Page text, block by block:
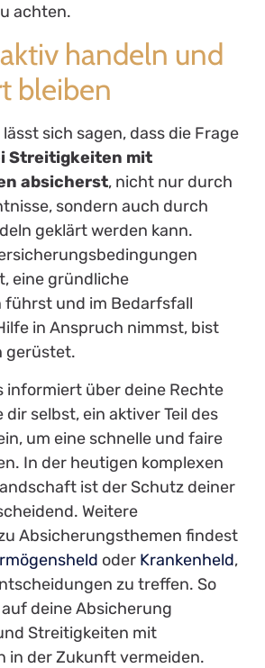
achten.
handeln und
bleiben
sich sagen, dass die Frage
Streitigkeiten mit
absicherst, nicht nur durch
sondern auch durch
geklärt werden kann.
eine gründliche
führst und im Bedarfsfall
in Anspruch nimmst, bist
gerüstet.
informiert über deine Rechte
selbst, ein aktiver Teil des
um eine schnelle und faire
In der heutigen komplexen
ist der Schutz deiner
Weitere
Absicherungsthemen findest
oder Krankenheld,
zu treffen. So
deine Absicherung
Streitigkeiten mit
in der Zukunft vermeiden.